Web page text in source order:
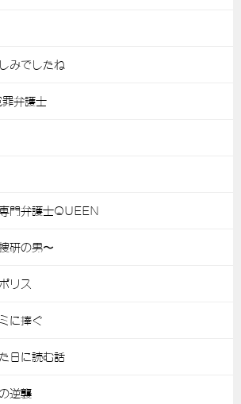
みでしたね
弁護士
門弁護士QUEEN
研の男〜
リス
に捧ぐ
日に読む話
逆襲